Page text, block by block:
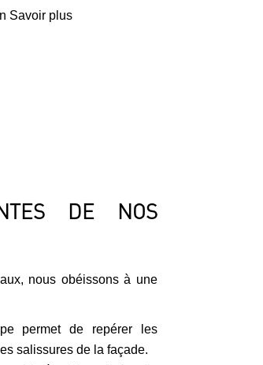
Savoir plus
DE NOS
nous obéissons à une
permet de repérer les
salissures de la façade.